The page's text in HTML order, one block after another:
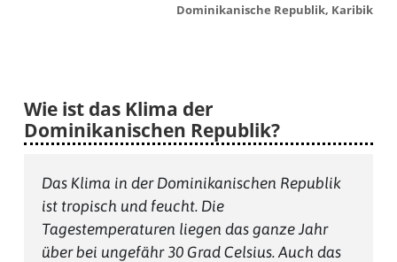
Dominikanische Republik, Karibik
Wie ist das Klima der
Dominikanischen Republik?
Das Klima in der Dominikanischen Republik
ist tropisch und feucht. Die
Tagestemperaturen liegen das ganze Jahr
über bei ungefähr 30 Grad Celsius. Auch das